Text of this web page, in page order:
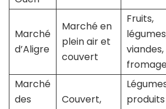
Marché
d’Aligre
Marché en
plein air et
couvert
Fruits,
viandes,
Marché
des
Couvert,
produits